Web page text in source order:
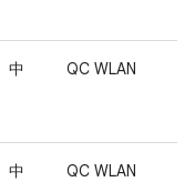
中 QC WLAN
中 QC WLAN